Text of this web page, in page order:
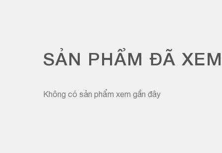
SẢN PHẨM ĐÃ XEM
Không có sản phẩm xem gần đây